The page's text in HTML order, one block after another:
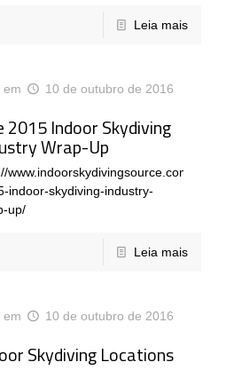
Leia mais
em 10 de outubro de 2016
2015 Indoor Skydiving
Wrap-Up
www.indoorskydivingsource.com/news/
indoor-skydiving-industry-
up/
Leia mais
em 10 de outubro de 2016
Skydiving Locations